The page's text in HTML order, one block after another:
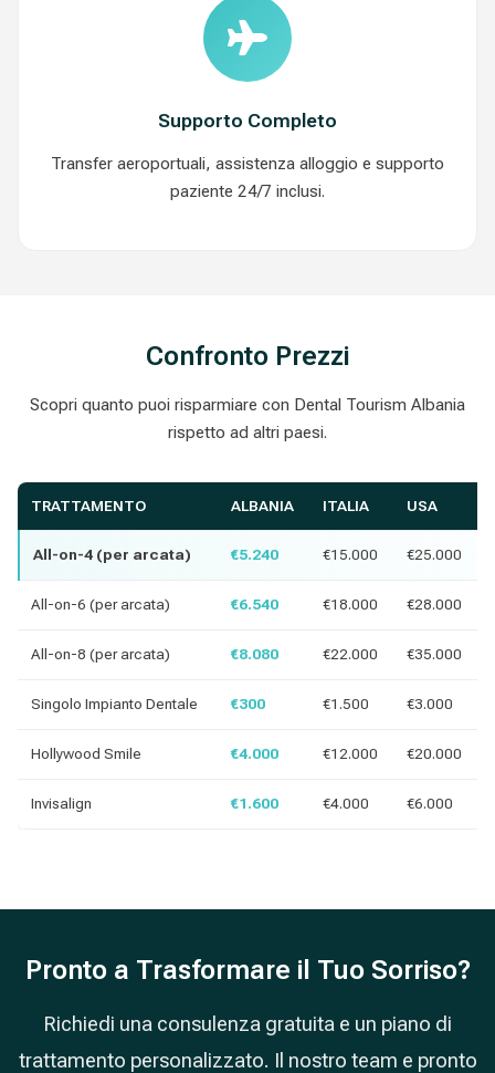
Supporto Completo
Transfer aeroportuali, assistenza alloggio e supporto
paziente 24/7 inclusi.
Confronto Prezzi
Scopri quanto puoi risparmiare con Dental Tourism Albania
rispetto ad altri paesi.
TRATTAMENTO ALBANIA ITALIA USA
All-on-4 (per arcata) €5.240 €15.000 €25.000
All-on-6 (per arcata) €6.540 €18.000 €28.000
All-on-8 (per arcata) €8.080 €22.000 €35.000
Singolo Impianto Dentale €300 €1.500 €3.000
Hollywood Smile €4.000 €12.000 €20.000
Invisalign €1.600 €4.000 €6.000
Pronto a Trasformare il Tuo Sorriso?
Richiedi una consulenza gratuita e un piano di
trattamento personalizzato. Il nostro team e pronto